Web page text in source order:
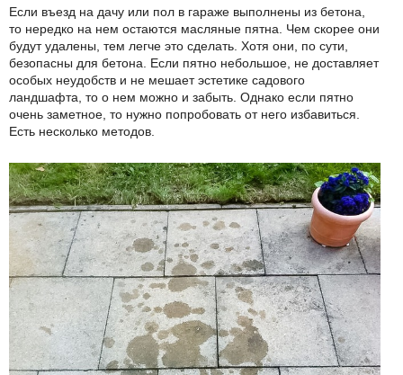
Если въезд на дачу или пол в гараже выполнены из бетона,
то нередко на нем остаются масляные пятна. Чем скорее они
будут удалены, тем легче это сделать. Хотя они, по сути,
безопасны для бетона. Если пятно небольшое, не доставляет
особых неудобств и не мешает эстетике садового
ландшафта, то о нем можно и забыть. Однако если пятно
очень заметное, то нужно попробовать от него избавиться.
Есть несколько методов.